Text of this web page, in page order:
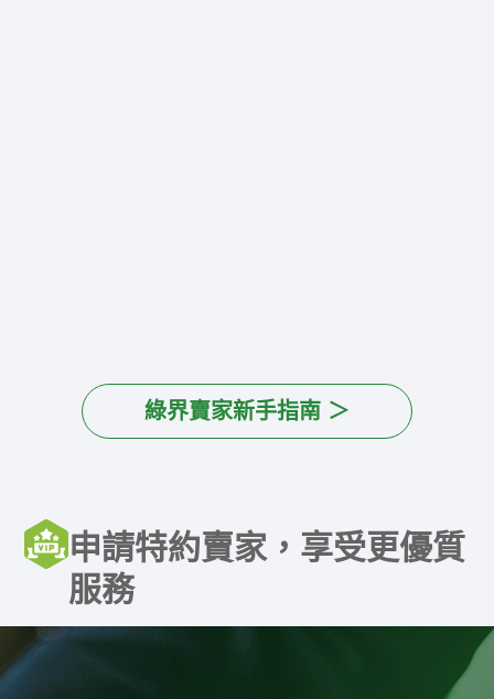
綠界賣家新手指南 ＞
申請特約賣家，享受更優質
服務